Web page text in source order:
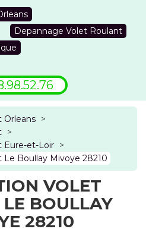
Depannage Volet Roulant
Orleans >
>
Eure-et-Loir >
Boullay Mivoye 28210
VOLET
BOULLAY
28210